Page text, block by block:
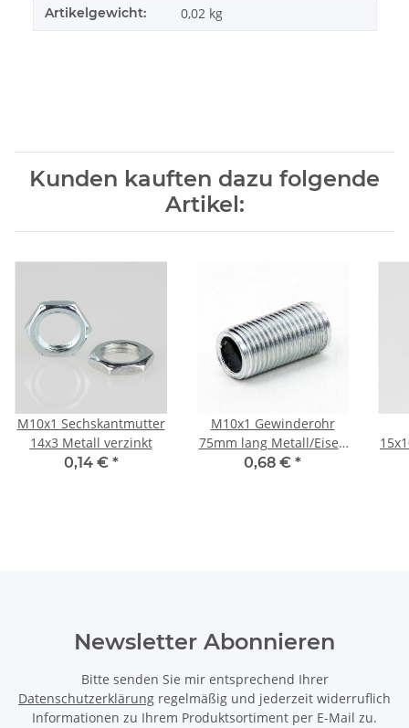
Artikelgewicht: 0,02 kg
Kunden kauften dazu folgende
Artikel:
M10x1 Sechskantmutter
14x3 Metall verzinkt
0,14 € *
M10x1 Gewinderohr
75mm lang Metall/Eisen
verzinkt für Lampen und
0,68 € *
Newsletter Abonnieren
Bitte senden Sie mir entsprechend Ihrer
Datenschutzerklärung regelmäßig und jederzeit widerruflich
Informationen zu Ihrem Produktsortiment per E-Mail zu.